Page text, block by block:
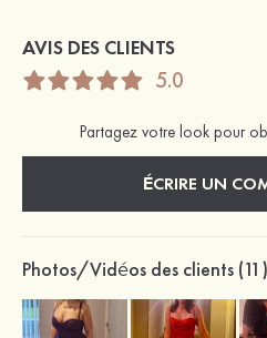
AVIS DES CLIENTS
5.0
Partagez votre look pour
ÉCRIRE UN
Photos/Vidéos des clients (11)